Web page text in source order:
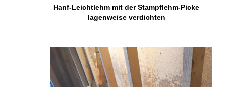
Hanf-Leichtlehm mit der Stampflehm-Picke
lagenweise verdichten